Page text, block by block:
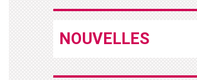
NOUVELLES